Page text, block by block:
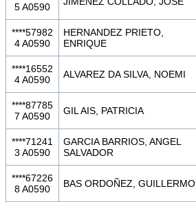
5 A0590
****57982
4 A0590
HERNANDEZ PRIETO,
ENRIQUE
****16552
4 A0590
ALVAREZ DA SILVA, NOEMI
****87785
7 A0590
GIL AIS, PATRICIA
****71241
3 A0590
GARCIA BARRIOS, ANGEL
SALVADOR
****67226
8 A0590
BAS ORDOÑEZ, GUILLERMO